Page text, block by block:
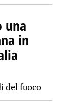
una
in
del fuoco